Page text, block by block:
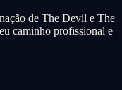
de The Devil e The
caminho profissional e